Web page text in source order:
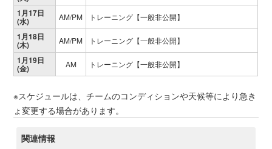
1月17日
(水) AM/PM トレーニング【一般非公開】
1月18日
(木) AM/PM トレーニング【一般非公開】
1月19日
(金) AM トレーニング【一般非公開】
※スケジュールは、チームのコンディションや天候等により急き
ょ変更する場合があります。
関連情報